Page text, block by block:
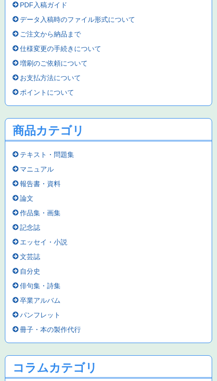
PDF入稿ガイド
データ入稿時のファイル形式について
ご注文から納品まで
仕様変更の手続きについて
増刷のご依頼について
お支払方法について
ポイントについて
商品カテゴリ
テキスト・問題集
マニュアル
報告書・資料
論文
作品集・画集
記念誌
エッセイ・小説
文芸誌
自分史
俳句集・詩集
卒業アルバム
パンフレット
冊子・本の製作代行
コラムカテゴリ